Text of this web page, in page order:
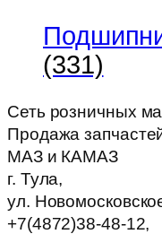
(331)
Сеть розничных
Продажа
МАЗ и КАМАЗ
г. Тула,
ул.
+7(4872)38-48-12,